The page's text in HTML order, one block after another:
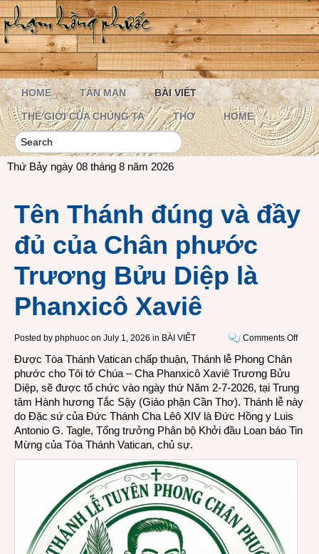
HOME TẢN MẠN BÀI VIẾT
THẾ GIỚI CỦA CHÚNG TA THƠ HOME
Thứ Bảy ngày 08 tháng 8 năm 2026
Tên Thánh đúng và đầy
đủ của Chân phước
Trương Bửu Diệp là
Phanxicô Xaviê
Posted by phphuoc on July 1, 2026 in BÀI VIẾT Comments Offon
và
đầy
của
Được Tòa Thánh Vatican chấp thuận, Thánh lễ Phong Chân
phước cho Tôi tớ Chúa – Cha Phanxicô Xaviê Trương Bửu
Diệp, sẽ được tổ chức vào ngày thứ Năm 2-7-2026, tại Trung
tâm Hành hương Tắc Sậy (Giáo phận Cần Thơ). Thánh lễ này
do Đặc sứ của Đức Thánh Cha Lêô XIV là Đức Hồng y Luis
Antonio G. Tagle, Tổng trưởng Phân bộ Khởi đầu Loan báo Tin
Mừng của Tòa Thánh Vatican, chủ sự.